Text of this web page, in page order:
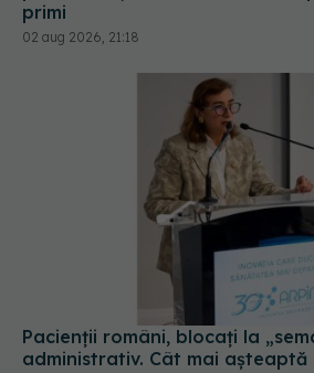
Pacienții români, blocați la
administrativ. Cât mai așteaptă
tratamentele inovatoare deja
Europa
05 aug 2026, 12:33